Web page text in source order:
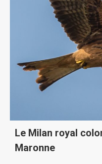
Le Milan royal
Maronne